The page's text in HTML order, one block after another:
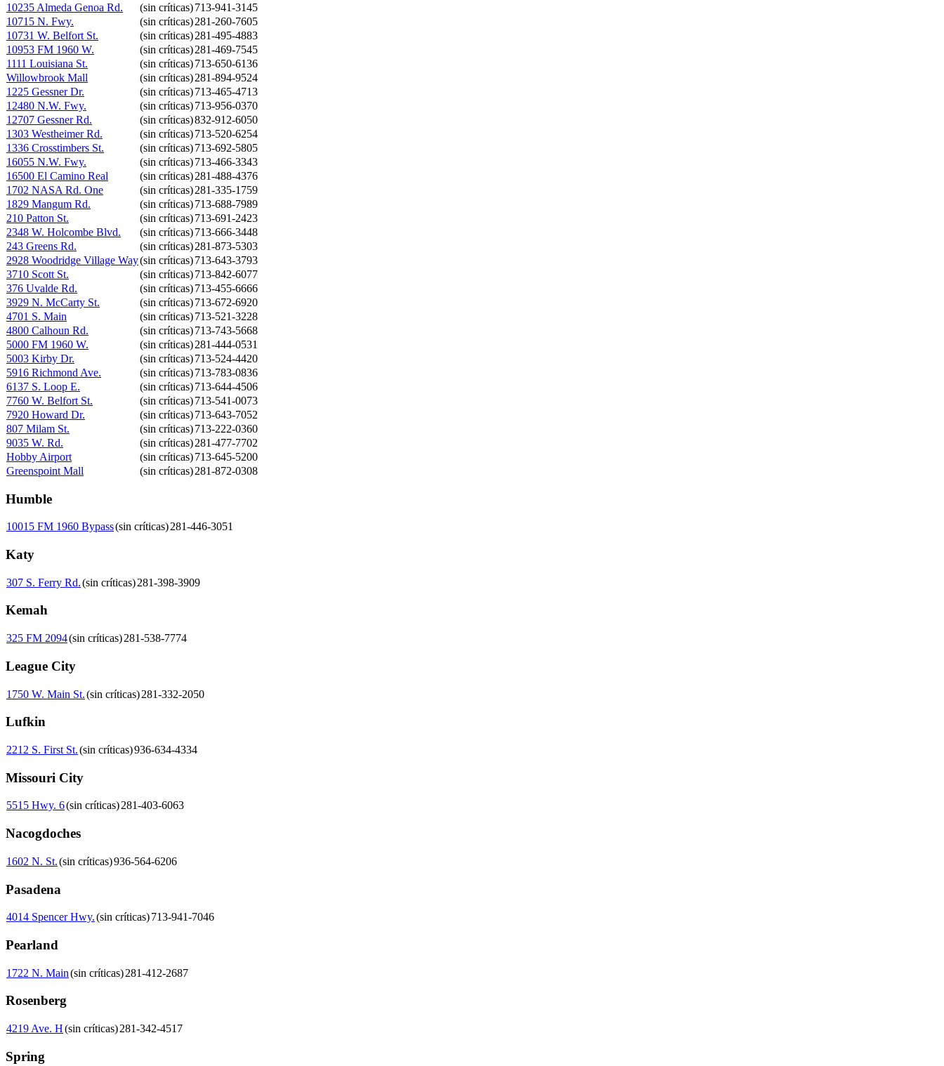
10235 Almeda Genoa Rd. (sin críticas)713-941-3145
10715 N. Fwy.
(sin críticas)281-260-7605
10731 W. Belfort St.
(sin críticas)281-495-4883
10953 FM 1960 W.
(sin críticas)281-469-7545
1111 Louisiana St.
(sin críticas)713-650-6136
Willowbrook Mall
(sin críticas)281-894-9524
1225 Gessner Dr.
(sin críticas)713-465-4713
12480 N.W. Fwy.
(sin críticas)713-956-0370
12707 Gessner Rd.
(sin críticas)832-912-6050
1303 Westheimer Rd.
(sin críticas)713-520-6254
1336 Crosstimbers St.
(sin críticas)713-692-5805
16055 N.W. Fwy.
(sin críticas)713-466-3343
16500 El Camino Real
(sin críticas)281-488-4376
1702 NASA Rd. One
(sin críticas)281-335-1759
1829 Mangum Rd.
(sin críticas)713-688-7989
210 Patton St.
(sin críticas)713-691-2423
2348 W. Holcombe Blvd.
(sin críticas)713-666-3448
243 Greens Rd.
(sin críticas)281-873-5303
2928 Woodridge Village Way(sin críticas)713-643-3793
3710 Scott St.
(sin críticas)713-842-6077
376 Uvalde Rd.
(sin críticas)713-455-6666
3929 N. McCarty St.
(sin críticas)713-672-6920
4701 S. Main
(sin críticas)713-521-3228
4800 Calhoun Rd.
(sin críticas)713-743-5668
5000 FM 1960 W.
(sin críticas)281-444-0531
5003 Kirby Dr.
(sin críticas)713-524-4420
5916 Richmond Ave.
(sin críticas)713-783-0836
6137 S. Loop E.
(sin críticas)713-644-4506
7760 W. Belfort St.
(sin críticas)713-541-0073
7920 Howard Dr.
(sin críticas)713-643-7052
807 Milam St.
(sin críticas)713-222-0360
9035 W. Rd.
(sin críticas)281-477-7702
Hobby Airport
(sin críticas)713-645-5200
Greenspoint Mall
(sin críticas)281-872-0308
Humble
10015 FM 1960 Bypass(sin críticas)281-446-3051
Katy
307 S. Ferry Rd.(sin críticas)281-398-3909
Kemah
325 FM 2094(sin críticas)281-538-7774
League City
1750 W. Main St.(sin críticas)281-332-2050
Lufkin
2212 S. First St.(sin críticas)936-634-4334
Missouri City
5515 Hwy. 6(sin críticas)281-403-6063
Nacogdoches
1602 N. St.(sin críticas)936-564-6206
Pasadena
4014 Spencer Hwy.(sin críticas)713-941-7046
Pearland
1722 N. Main(sin críticas)281-412-2687
Rosenberg
4219 Ave. H(sin críticas)281-342-4517
Spring